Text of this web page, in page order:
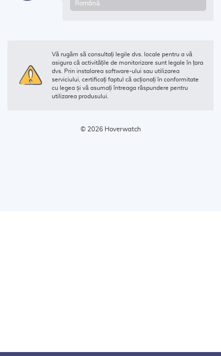
Vă rugăm să consultați legile dvs. locale pentru a vă
asigura că activitățile de monitorizare sunt legale în țara
dvs. Prin instalarea software-ului sau utilizarea
serviciului, certificați faptul că acționați în conformitate
cu legea și vă asumați întreaga răspundere pentru
utilizarea produsului.
© 2026 Hoverwatch